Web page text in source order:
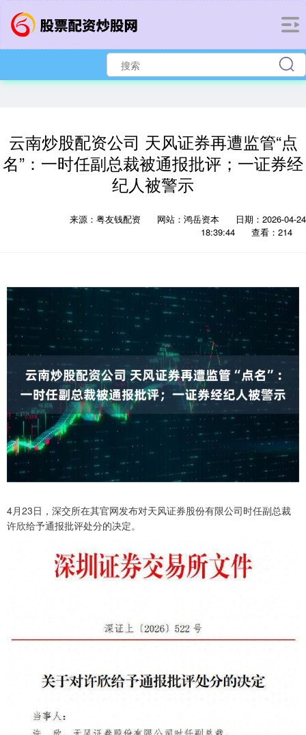
云南炒股配资公司 天风证券再遭监管“点
名”：一时任副总裁被通报批评；一证券经
纪人被警示
来源：粤友钱配资 网站：鸿岳资本
日期：2026-04-24
18:39:44
查看：214
4月23日，深交所在其官网发布对天风证券股份有限公司时任副总裁
许欣给予通报批评处分的决定。